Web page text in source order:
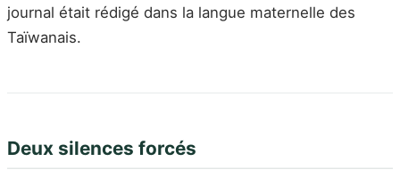
journal était rédigé dans la langue maternelle des
Taïwanais.
Deux silences forcés